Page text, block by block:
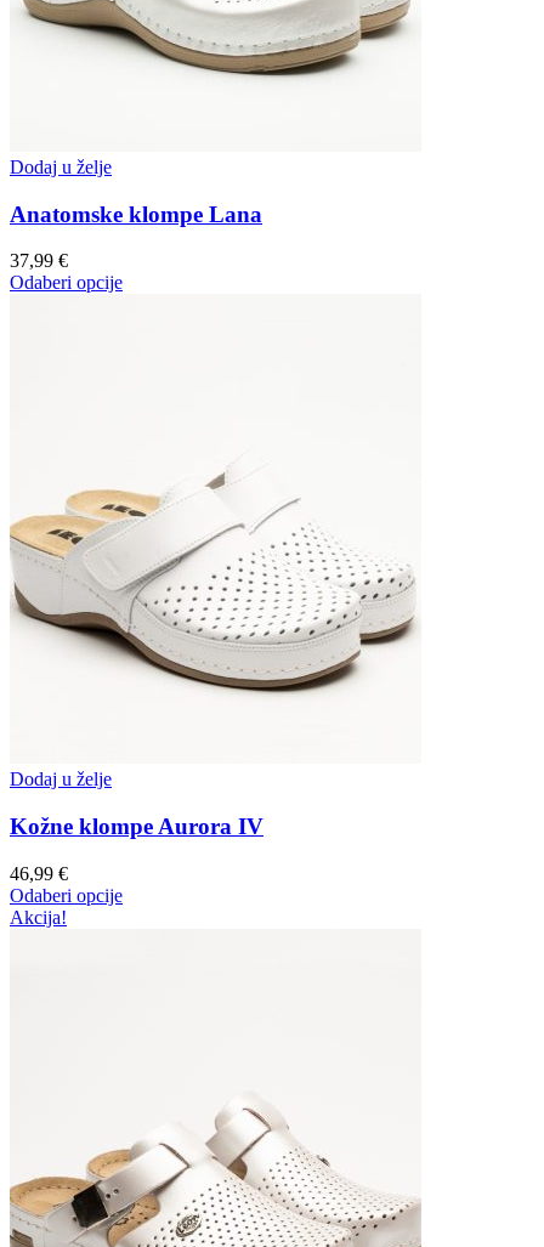
Dodaj u želje
Anatomske klompe Lana
37,99 €
Odaberi opcije
Dodaj u želje
Kožne klompe Aurora IV
46,99 €
Odaberi opcije
Akcija!